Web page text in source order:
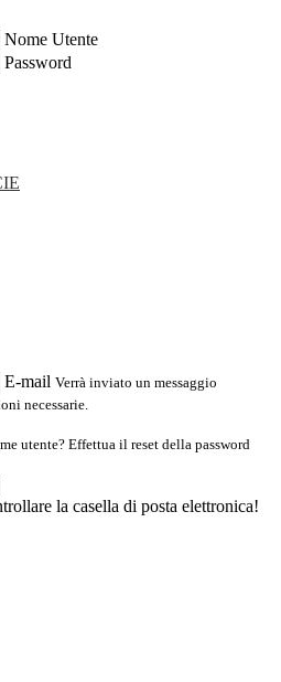
Nome Utente
Password
E-mail Verrà inviato un messaggio
necessarie.
utente? Effettua il reset della password
la casella di posta elettronica!